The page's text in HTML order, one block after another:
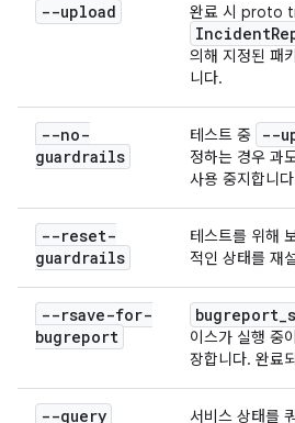
--upload 완료 시 proto
Incident
의해 지정된 패
니다.
--no-
guardrails
테스트 중 --
정하는 경우 과
사용 중지합니
--reset-
guardrails
테스트를 위해
적인 상태를 재
--rsave-for-
bugreport
bugreport_
이스가 실행 중
장합니다. 완료
--query
서비스 상태를